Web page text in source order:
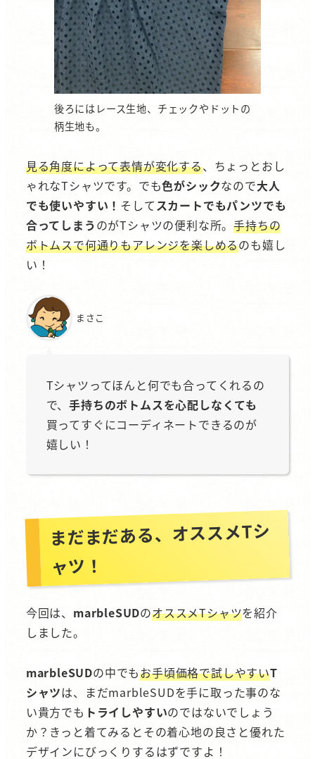
後ろにはレース生地、チェックやドットの
柄生地も。
見る角度によって表情が変化する、ちょっとおし
ゃれなTシャツです。でも色がシックなので大人
でも使いやすい！ そしてスカートでもパンツでも
合ってしまうのがTシャツの便利な所。手持ちの
ボトムスで何通りもアレンジを楽しめるのも嬉し
い！
まさこ
Tシャツってほんと何でも合ってくれるの
で、手持ちのボトムスを心配しなくても
買ってすぐにコーディネートできるのが
嬉しい！
まだまだある、オススメTシ
ャツ！
今回は、 marbleSUDのオススメTシャツを紹介
しました。
marbleSUDの中でもお手頃価格で試しやすいT
シャツは、まだmarbleSUDを手に取った事のな
い貴方でも トライしやすいのではないでしょう
か？きっと着てみるとその着心地の良さと優れた
デザインにびっくりするはずですよ！